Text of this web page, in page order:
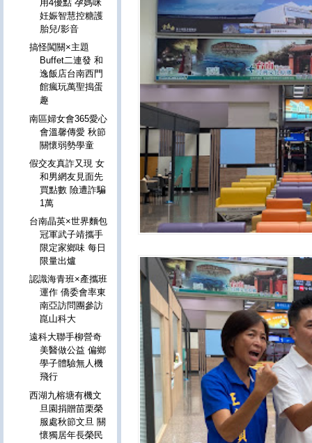
用4優點 孕媽咪
妊娠智慧控糖護
胎兒/影音
搞怪闖關×主題
Buffet二連發 和
逸飯店台南西門
館瘋玩萬聖搗蛋
趣
南區婦女會365愛心
會溫馨傳愛 秋節
關懷弱勢學童
假交友真詐又現 女
和男網友見面先
買點數 險遭詐騙
1萬
台南晶英×世界麵包
冠軍武子靖攜手
限定家鄉味 每日
限量出爐
認識海青班×產攜班
運作 僑委會率東
南亞訪問團參訪
崑山科大
遠科大聯手柳營奇
美醫做公益 偏鄉
學子體驗無人機
飛行
西湖九榕塘有機文
旦園捐贈苗栗榮
服處秋節文旦 關
懷獨居年長榮民